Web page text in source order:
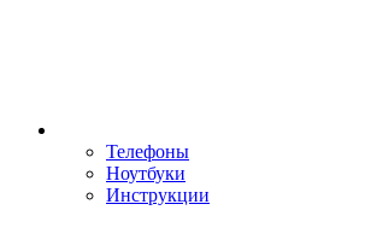
Телефоны
Ноутбуки
Инструкции